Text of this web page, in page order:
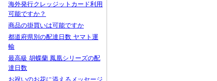
海外発行クレッジットカード利用
可能ですか？
商品の掛買いは可能ですか
都道府県別の配達日数 ヤマト運
輸
最高級 胡蝶蘭 鳳凰シリーズの配
達日数
お祝いのお花に添えるメッセージ